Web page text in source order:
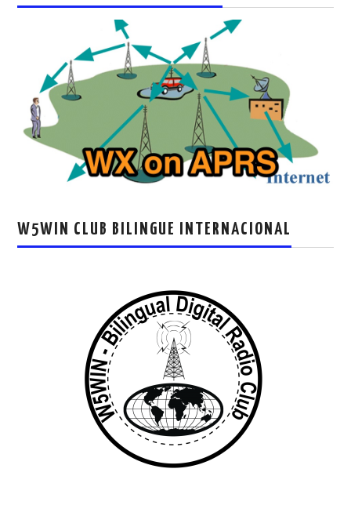
W5WIN CLUB BILINGUE INTERNACIONAL